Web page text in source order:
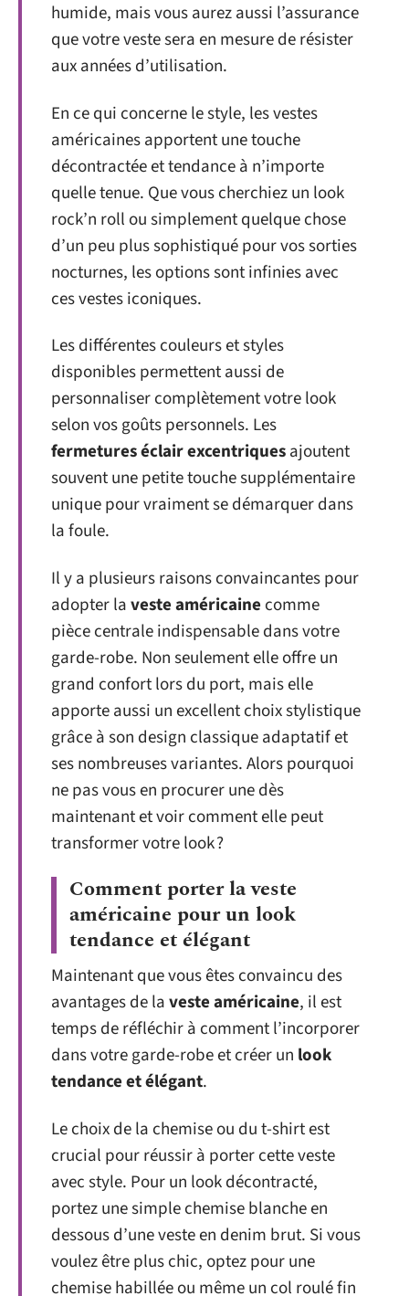
humide, mais vous aurez aussi l’assurance
que votre veste sera en mesure de résister
aux années d’utilisation.
En ce qui concerne le style, les vestes
américaines apportent une touche
décontractée et tendance à n’importe
quelle tenue. Que vous cherchiez un look
rock’n roll ou simplement quelque chose
d’un peu plus sophistiqué pour vos sorties
nocturnes, les options sont infinies avec
ces vestes iconiques.
Les différentes couleurs et styles
disponibles permettent aussi de
personnaliser complètement votre look
selon vos goûts personnels. Les
fermetures éclair excentriquesajoutent
souvent une petite touche supplémentaire
unique pour vraiment se démarquer dans
la foule.
Il y a plusieurs raisons convaincantes pour
adopter laveste américaine comme
pièce centrale indispensable dans votre
garde-robe. Non seulement elle offre un
grand confort lors du port, mais elle
apporte aussi un excellent choix stylistique
grâce à son design classique adaptatif et
ses nombreuses variantes. Alors pourquoi
ne pas vous en procurer une dès
maintenant et voir comment elle peut
transformer votre look ?
Comment porter la veste
américaine pour un look
tendance et élégant
Maintenant que vous êtes convaincu des
avantages de laveste américaine, il est
temps de réfléchir à comment l’incorporer
dans votre garde-robe et créer un look
tendance et élégant.
Le choix de la chemise ou du t-shirt est
crucial pour réussir à porter cette veste
avec style. Pour un look décontracté,
portez une simple chemise blanche en
dessous d’une veste en denim brut. Si vous
voulez être plus chic, optez pour une
chemise habillée ou même un col roulé fin